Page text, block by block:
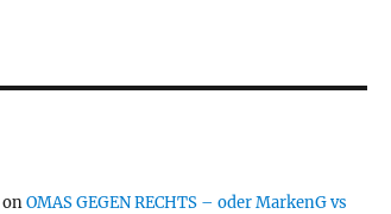
onOMAS GEGEN RECHTS – oder MarkenG vs